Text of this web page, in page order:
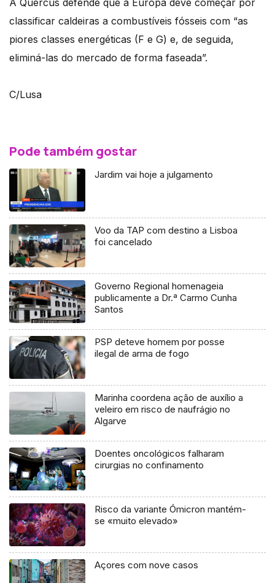
A Quercus defende que a Europa deve começar por
classificar caldeiras a combustíveis fósseis com “as
piores classes energéticas (F e G) e, de seguida,
eliminá-las do mercado de forma faseada”.
C/Lusa
Pode também gostar
Jardim vai hoje a julgamento
Voo da TAP com destino a Lisboa
foi cancelado
Governo Regional homenageia
publicamente a Dr.ª Carmo Cunha
Santos
PSP deteve homem por posse
ilegal de arma de fogo
Marinha coordena ação de auxílio a
veleiro em risco de naufrágio no
Algarve
Doentes oncológicos falharam
cirurgias no confinamento
Risco da variante Ómicron mantém-
se «muito elevado»
Açores com nove casos